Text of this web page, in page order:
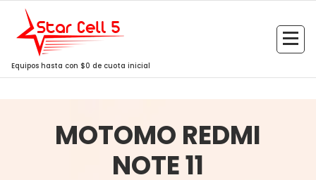
Saltar
contenido
Equipos hasta con $0 de cuota inicial
MOTOMO REDMI
NOTE 11